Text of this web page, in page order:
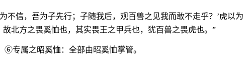
不信，吾为子先行；子随我后，观百兽之见我而敢不走乎？’虎以为
故北方之畏奚恤也，其实畏王之甲兵也，犹百兽之畏虎也。”
专属之昭奚恤：全部由昭奚恤掌管。